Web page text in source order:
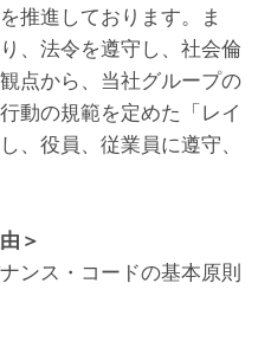
推進しております。ま
、法令を遵守し、社会倫
点から、当社グループの
動の規範を定めた「レイ
、役員、従業員に遵守、
＞
ンス・コードの基本原則